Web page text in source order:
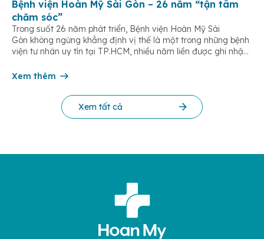
Bệnh viện Hoàn Mỹ Sài Gòn – 26 năm “tận tâm
chăm sóc”
Trong suốt 26 năm phát triển, Bệnh viện Hoàn Mỹ Sài
Gòn không ngừng khẳng định vị thế là một trong những bệnh
viện tư nhân uy tín tại TP.HCM, nhiều năm liền được ghi nhận
tiêu chí đánh giá của Bộ y tế. Điều tạo nên giá trị của […]
Xem thêm
Xem tất cả